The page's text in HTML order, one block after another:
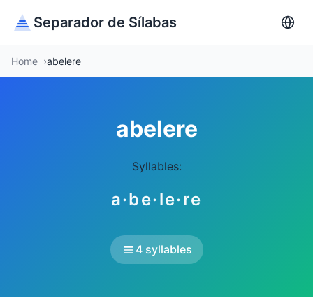
Separador de Sílabas
Home abelere
abelere
Syllables:
a·be·le·re
4 syllables